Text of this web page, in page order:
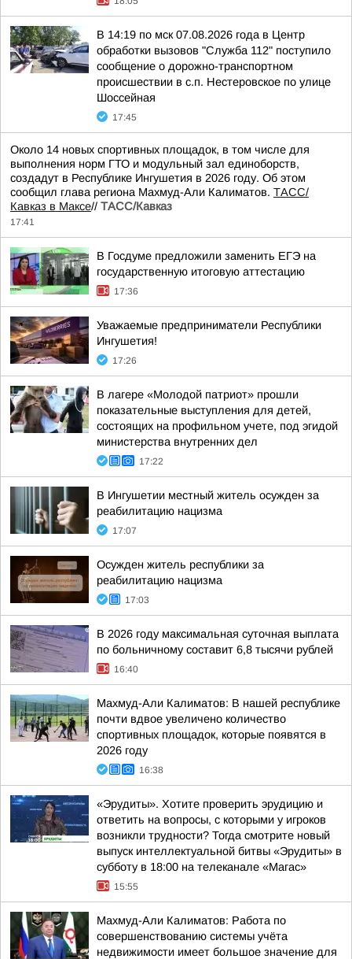
В 14:19 по мск 07.08.2026 года в Центр
обработки вызовов "Служба 112" поступило
сообщение о дорожно-транспортном
происшествии в с.п. Нестеровское по улице
Шоссейная
17:45
Около 14 новых спортивных площадок, в том числе для
выполнения норм ГТО и модульный зал единоборств,
создадут в Республике Ингушетия в 2026 году. Об этом
сообщил глава региона Махмуд-Али Калиматов. ТАСС/
Кавказ в Максе// ТАСС/Кавказ
17:41
В Госдуме предложили заменить ЕГЭ на
государственную итоговую аттестацию
17:36
Уважаемые предприниматели Республики
Ингушетия!
17:26
В лагере «Молодой патриот» прошли
показательные выступления для детей,
состоящих на профильном учете, под эгидой
министерства внутренних дел
17:22
В Ингушетии местный житель осужден за
реабилитацию нацизма
17:07
Осужден житель республики за
реабилитацию нацизма
17:03
В 2026 году максимальная суточная выплата
по больничному составит 6,8 тысячи рублей
16:40
Махмуд-Али Калиматов: В нашей республике
почти вдвое увеличено количество
спортивных площадок, которые появятся в
2026 году
16:38
«Эрудиты». Хотите проверить эрудицию и
ответить на вопросы, с которыми у игроков
возникли трудности? Тогда смотрите новый
выпуск интеллектуальной битвы «Эрудиты» в
субботу в 18:00 на телеканале «Магас»
15:55
Махмуд-Али Калиматов: Работа по
совершенствованию системы учёта
недвижимости имеет большое значение для